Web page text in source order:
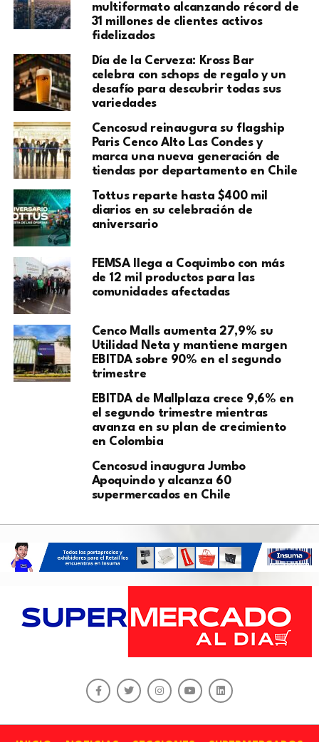
multiformato alcanzando récord de
31 millones de clientes activos
fidelizados
Día de la Cerveza: Kross Bar
celebra con schops de regalo y un
desafío para descubrir todas sus
variedades
Cencosud reinaugura su flagship
Paris Cenco Alto Las Condes y
marca una nueva generación de
tiendas por departamento en Chile
Tottus reparte hasta $400 mil
diarios en su celebración de
aniversario
FEMSA llega a Coquimbo con más
de 12 mil productos para las
comunidades afectadas
Cenco Malls aumenta 27,9% su
Utilidad Neta y mantiene margen
EBITDA sobre 90% en el segundo
trimestre
EBITDA de Mallplaza crece 9,6% en
el segundo trimestre mientras
avanza en su plan de crecimiento
en Colombia
Cencosud inaugura Jumbo
Apoquindo y alcanza 60
supermercados en Chile